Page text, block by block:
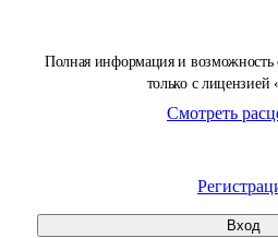
Полная информация и возможность
только с лицензией
Смотреть
Вход